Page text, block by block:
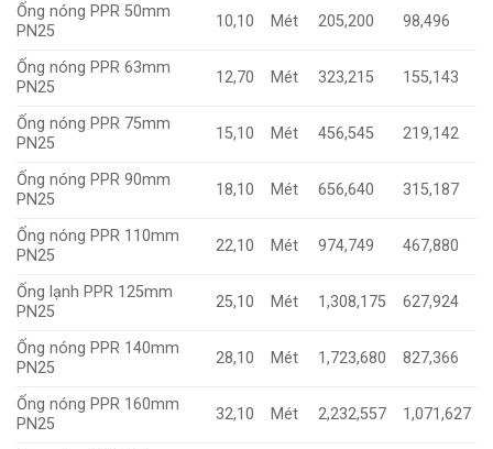
Ống nóng PPR 50mm
PN25
10,10 Mét 205,200 98,496
Ống nóng PPR 63mm
PN25
12,70 Mét 323,215 155,143
Ống nóng PPR 75mm
PN25
15,10 Mét 456,545 219,142
Ống nóng PPR 90mm
PN25
18,10 Mét 656,640 315,187
Ống nóng PPR 110mm
PN25
22,10 Mét 974,749 467,880
Ống lạnh PPR 125mm
PN25
25,10 Mét 1,308,175 627,924
Ống nóng PPR 140mm
PN25
28,10 Mét 1,723,680 827,366
Ống nóng PPR 160mm
PN25
32,10 Mét 2,232,557 1,071,627